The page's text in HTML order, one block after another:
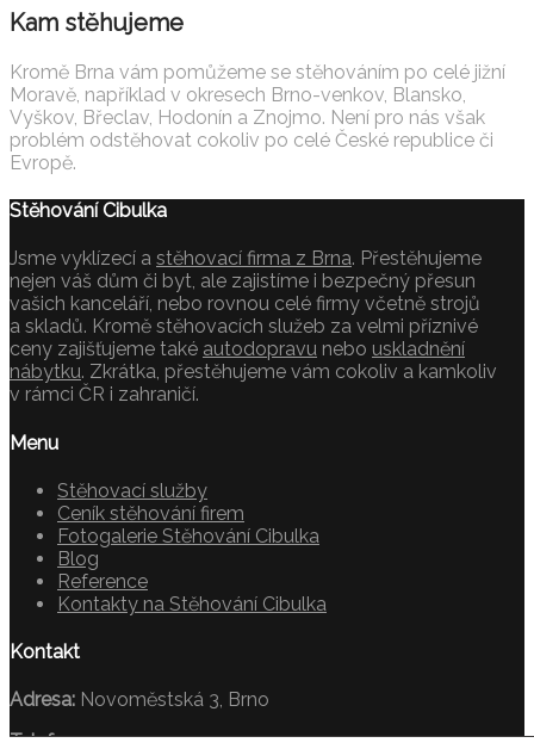
Kam stěhujeme
Kromě Brna vám pomůžeme se stěhováním po celé jižní
Moravě, například v okresech Brno-venkov, Blansko,
Vyškov, Břeclav, Hodonín a Znojmo. Není pro nás však
problém odstěhovat cokoliv po celé České republice či
Evropě.
Stěhování Cibulka
Jsme vyklízecí a stěhovací firma z Brna. Přestěhujeme
nejen váš dům či byt, ale zajistíme i bezpečný přesun
vašich kanceláří, nebo rovnou celé firmy včetně strojů
a skladů. Kromě stěhovacích služeb za velmi příznivé
ceny zajišťujeme také autodopravu nebo uskladnění
nábytku. Zkrátka, přestěhujeme vám cokoliv a kamkoliv
v rámci ČR i zahraničí.
Menu
Stěhovací služby
Ceník stěhování firem
Fotogalerie Stěhování Cibulka
Blog
Reference
Kontakty na Stěhování Cibulka
Kontakt
Adresa: Novoměstská 3, Brno
Telefon:+420 739 372 391